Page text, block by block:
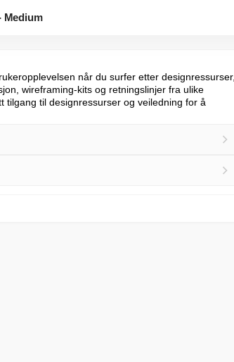
Medium
når du surfer etter designressurser,
wireframing-kits og retningslinjer fra ulike
tilgang til designressurser og veiledning for å